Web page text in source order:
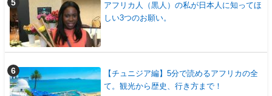
アフリカ人（黒人）の私が日本人に知ってほ
しい3つのお願い。
【チュニジア編】5分で読めるアフリカの全
て。観光から歴史、行き方まで！